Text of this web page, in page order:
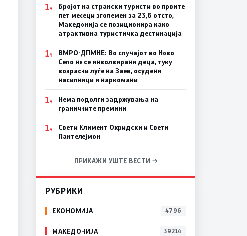
1Ч
Бројот на странски туристи во првите
пет месеци зголемен за 23,6 отсто,
Македонија се позиционира како
атрактивна туристичка дестинација
1Ч
ВМРО-ДПМНЕ: Во случајот во Ново
Село не се инволвирани деца, туку
возрасни луѓе на Заев, осудени
насилници и наркомани
1Ч
Нема подолги задржувања на
граничните премини
1Ч
Свети Климент Охридски и Свети
Пантелејмон
ПРИКАЖИ УШТЕ ВЕСТИ →
РУБРИКИ
ЕКОНОМИЈА 4796
МАКЕДОНИЈА 39214